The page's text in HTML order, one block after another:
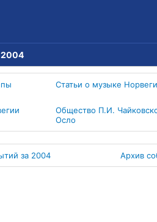
2004
Статьи о музыке
Общество П.И.
Осло
за 2004 Архив